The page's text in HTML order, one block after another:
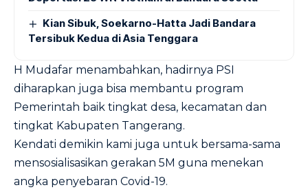
Kian Sibuk, Soekarno-Hatta Jadi Bandara
Tersibuk Kedua di Asia Tenggara
H Mudafar menambahkan, hadirnya PSI
diharapkan juga bisa membantu program
Pemerintah baik tingkat desa, kecamatan dan
tingkat Kabupaten Tangerang.
Kendati demikin kami juga untuk bersama-sama
mensosialisasikan gerakan 5M guna menekan
angka penyebaran Covid-19.